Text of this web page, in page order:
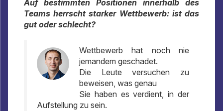
Auf bestimmten Positionen innerhalb des
Teams herrscht starker Wettbewerb: ist das
gut oder schlecht?
Wettbewerb hat noch nie
jemandem geschadet.
Die Leute versuchen zu
beweisen, was genau
Sie haben es verdient, in der
Aufstellung zu sein.